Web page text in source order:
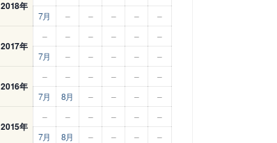
2018年
7月
– – – – –
2017年
– – – – –
–
7月
– – – – –
2016年
– – – – –
–
7月
8月 – – – –
2015年
– – – – –
–
7月
8月 – – – –